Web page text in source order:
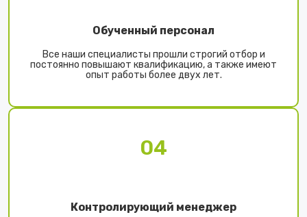
Обученный персонал
Все наши специалисты прошли строгий отбор и
постоянно повышают квалификацию, а также имеют
опыт работы более двух лет.
04
Контролирующий менеджер